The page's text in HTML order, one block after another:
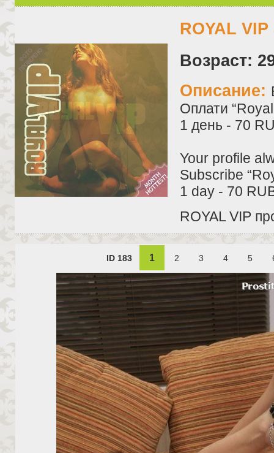
ROYAL
Возраст:
Описание:
Оплати
1 день - 70
Your profile
Subscribe
1 day - 70
ROYAL VIP
ID 183 1 2 3 4 5